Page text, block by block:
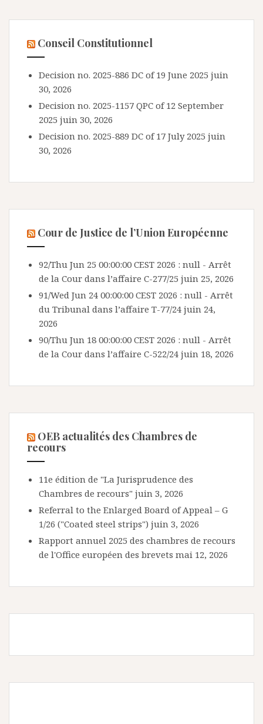
Conseil Constitutionnel
Decision no. 2025-886 DC of 19 June 2025 juin
30, 2026
Decision no. 2025-1157 QPC of 12 September
2025 juin 30, 2026
Decision no. 2025-889 DC of 17 July 2025 juin
30, 2026
Cour de Justice de l’Union Européenne
92/Thu Jun 25 00:00:00 CEST 2026 : null - Arrêt
de la Cour dans l’affaire C-277/25 juin 25, 2026
91/Wed Jun 24 00:00:00 CEST 2026 : null - Arrêt
du Tribunal dans l’affaire T-77/24 juin 24,
2026
90/Thu Jun 18 00:00:00 CEST 2026 : null - Arrêt
de la Cour dans l’affaire C-522/24 juin 18, 2026
OEB actualités des Chambres de
recours
11e édition de "La Jurisprudence des
Chambres de recours" juin 3, 2026
Referral to the Enlarged Board of Appeal – G
1/26 ("Coated steel strips") juin 3, 2026
Rapport annuel 2025 des chambres de recours
de l'Office européen des brevets mai 12, 2026